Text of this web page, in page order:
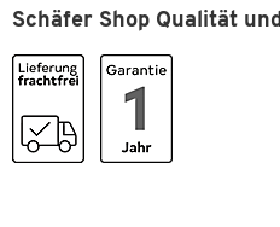
Material
Rückenbreite [mm]
Sichthüllen austauschbar
Schäfer Shop Qualität